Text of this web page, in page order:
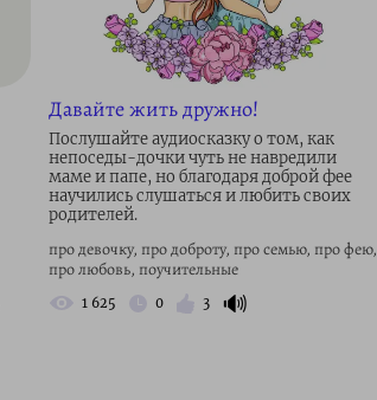
Давайте жить дружно!
Послушайте аудиосказку о том, как
непоседы-дочки чуть не навредили
маме и папе, но благодаря доброй фее
научились слушаться и любить своих
родителей.
про девочку, про доброту, про семью, про фею,
про любовь, поучительные
1 625 0 3 🔊